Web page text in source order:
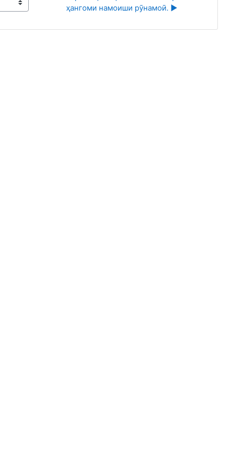
ҳангоми намоиши рӯнамоӣ. ▶︎